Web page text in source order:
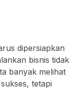
dipersiapkan
bisnis tidak
banyak melihat
tetapi